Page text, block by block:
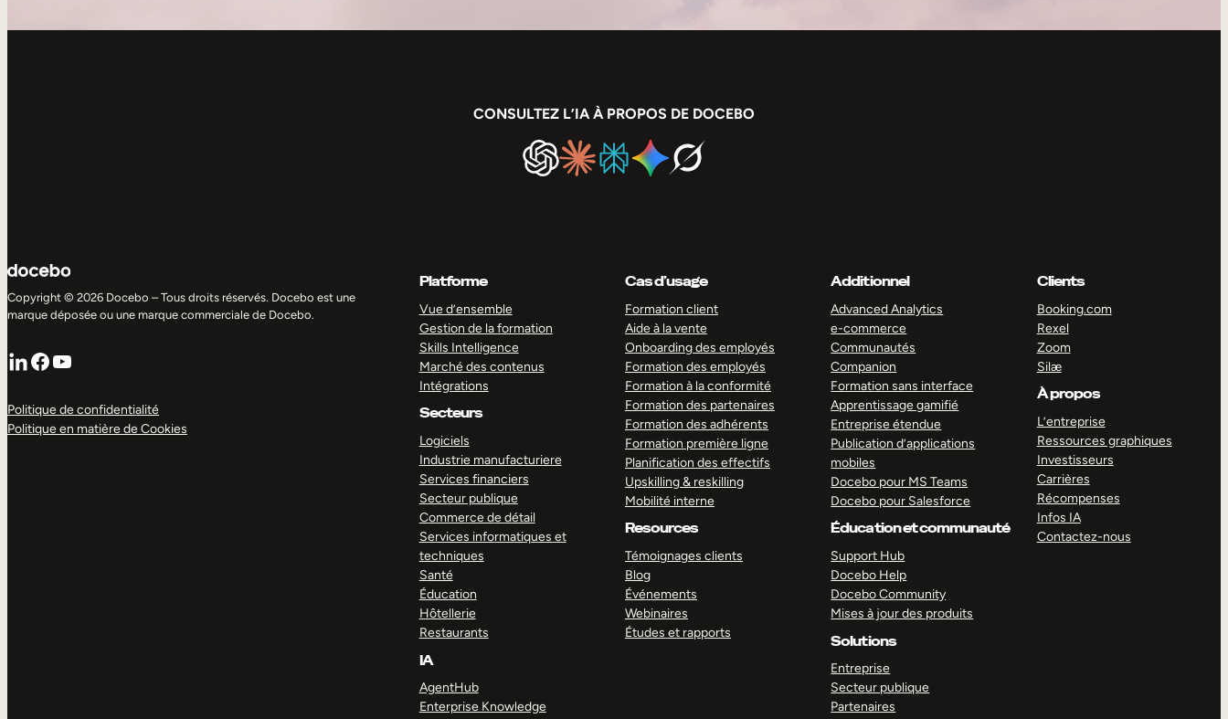
CONSULTEZ L’IA À PROPOS DE DOCEBO
Copyright © 2026 Docebo – Tous droits réservés. Docebo est une
marque déposée ou une marque commerciale de Docebo.
LinkedIn
Facebook
YouTube
Politique de confidentialité
Politique en matière de Cookies
Platforme
Vue d’ensemble
Gestion de la formation
Skills Intelligence
Marché des contenus
Intégrations
Secteurs
Logiciels
Industrie manufacturiere
Services financiers
Secteur publique
Commerce de détail
Services informatiques et
techniques
Santé
Éducation
Hôtellerie
Restaurants
IA
AgentHub
Enterprise Knowledge
Cas d’usage
Formation client
Aide à la vente
Onboarding des employés
Formation des employés
Formation à la conformité
Formation des partenaires
Formation des adhérents
Formation première ligne
Planification des effectifs
Upskilling & reskilling
Mobilité interne
Resources
Témoignages clients
Blog
Événements
Webinaires
Études et rapports
Additionnel
Advanced Analytics
e-commerce
Communautés
Companion
Formation sans interface
Apprentissage gamifié
Entreprise étendue
Publication d’applications
mobiles
Docebo pour MS Teams
Docebo pour Salesforce
Éducation et communauté
Support Hub
Docebo Help
Docebo Community
Mises à jour des produits
Solutions
Entreprise
Secteur publique
Partenaires
Clients
Booking.com
Rexel
Zoom
Silæ
À propos
L’entreprise
Ressources graphiques
Investisseurs
Carrières
Récompenses
Infos IA
Contactez-nous